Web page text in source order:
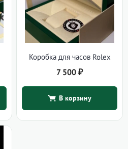
Коробка для часов Rolex
7 500 ₽
В корзину